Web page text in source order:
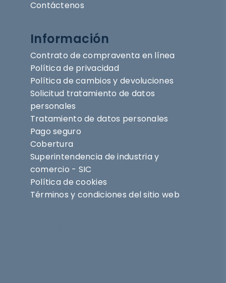
Contáctenos
Información
Contrato de compraventa en línea
Política de privacidad
Política de cambios y devoluciones
Solicitud tratamiento de datos
personales
Tratamiento de datos personales
Pago seguro
Cobertura
Superintendencia de industria y
comercio - SIC
Política de cookies
Términos y condiciones del sitio web